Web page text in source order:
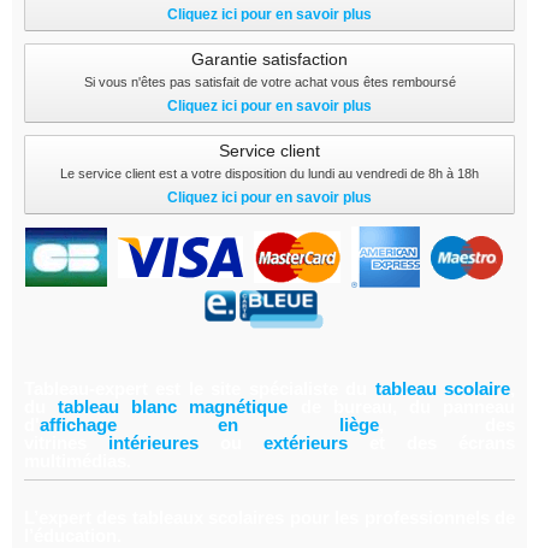
Cliquez ici pour en savoir plus
Garantie satisfaction
Si vous n'êtes pas satisfait de votre achat vous êtes remboursé
Cliquez ici pour en savoir plus
Service client
Le service client est a votre disposition du lundi au vendredi de 8h à 18h
Cliquez ici pour en savoir plus
tableau scolaire
tableau blanc magnétique
affichage en liège
intérieures extérieurs